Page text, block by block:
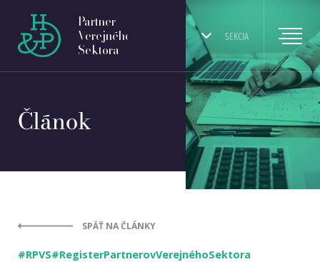
SEKCIA
Partner
Verejného
Sektora
Článok
SPÄŤ NA ČLÁNKY
#RPVS#RegisterPartnerovVerejnéhoSektora